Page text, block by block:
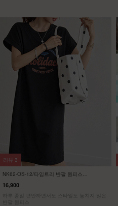
NK62-OS-12/타임트리 반팔 원피스
16,900
하루 종일 편안하면서도 스타일도 놓치지 않은
반팔 원피스
리뷰 3